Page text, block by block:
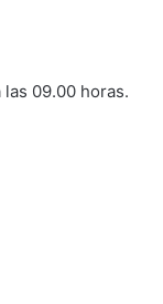
09.00 horas.